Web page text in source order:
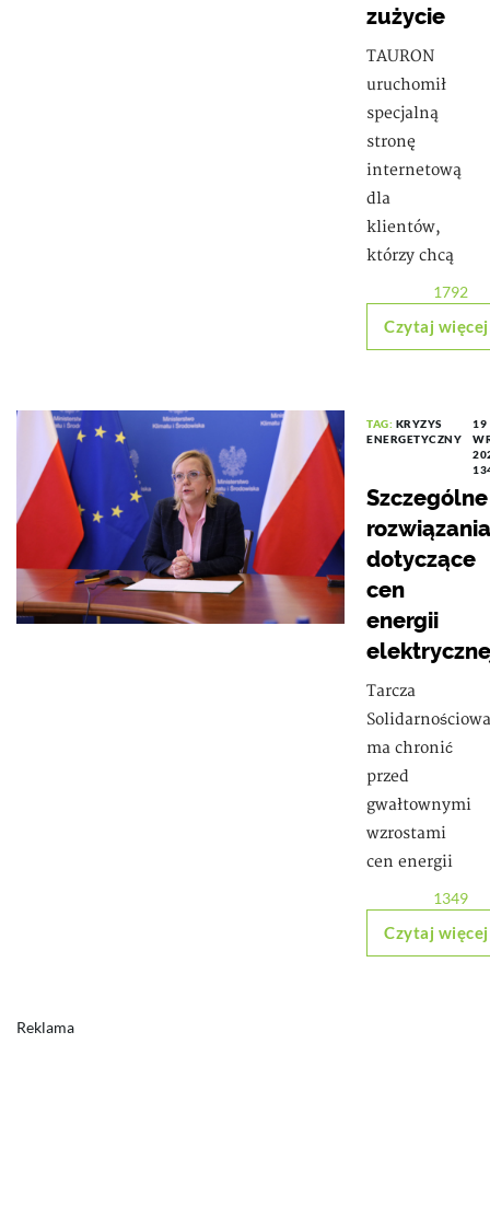
zużycie
TAURON
uruchomił
specjalną
stronę
internetową
dla
klientów,
którzy chcą
1792
Czytaj więcej
TAG: KRYZYS
ENERGETYCZNY
19
Szczególne
rozwiązania
dotyczące
cen
energii
Tarcza
Solidarnościowa
ma chronić
przed
gwałtownymi
wzrostami
cen energii
1349
Czytaj więcej
Reklama